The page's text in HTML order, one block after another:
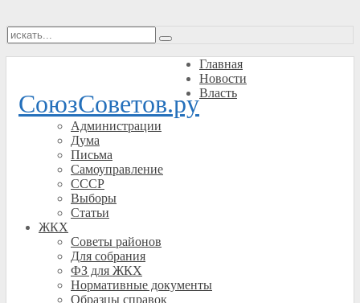
СоюзСоветов.ру
Главная
Новости
Власть
Администрации
Дума
Письма
Самоуправление
СССР
Выборы
Статьи
ЖКХ
Советы районов
Для собрания
ФЗ для ЖКХ
Нормативные документы
Образцы справок